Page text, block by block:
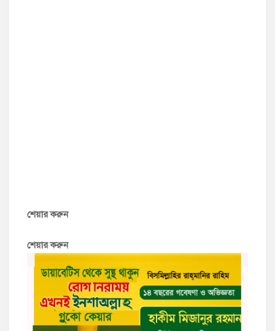
শেয়ার করুন
শেয়ার করুন